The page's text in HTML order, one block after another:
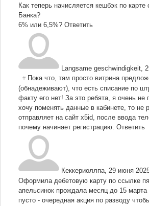
Как теперь начисляется кешбэк по
Банка?
6% или 6,5%? Ответить
Langsame geschwindigkeit
# Пока что, там просто витрина
(обнадеживают), что есть списание по
факту его нет! За это ребята, я очень
хочу поменять данные в кабинете, то не
отправляет на сайт х5id, после ввода
почему начинает регистрацию. Ответить
Кеккериоллпа 29 июня
Оформила дебетовую карту по ссылке
апельсинок прождала месяц до 15 марта
пусто - очередная акция по разводу